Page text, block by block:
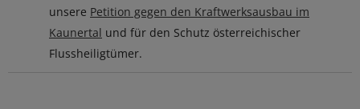
unsere Petition gegen den Kraftwerksausbau im
Kaunertal und für den Schutz österreichischer
Flussheiligtümer.